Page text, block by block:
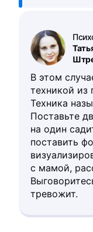
В этом
техникой из
Техника
Поставьте
на один
поставить
с мамой,
тревожит.